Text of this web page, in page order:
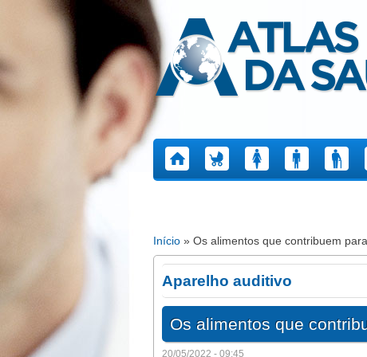
Atlas da Saúde
Está aqui
Início » Os alimentos que contribuem
Aparelho auditivo
Os alimentos que
20/05/2022 - 09:45